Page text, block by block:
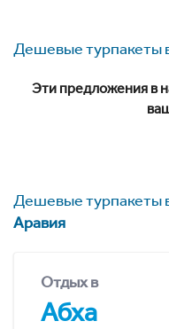
Дешевые турпакеты
Эти предложения в
Дешевые турпакеты
Аравия
Отдых в
Абха